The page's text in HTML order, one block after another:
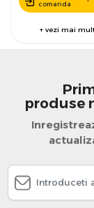
comanda
+ vezi mai
produse